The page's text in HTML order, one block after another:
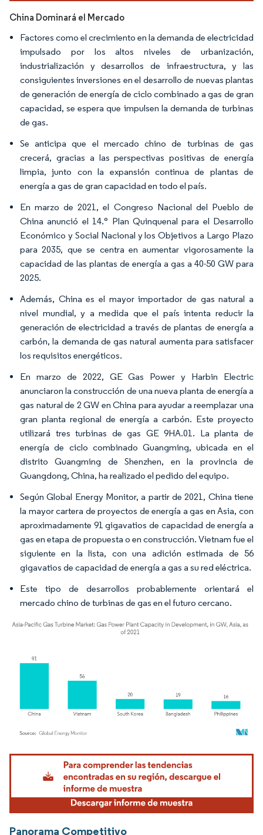
China Dominará el Mercado
Factores como el crecimiento en la demanda de electricidad
impulsado por los altos niveles de urbanización,
industrialización y desarrollos de infraestructura, y las
consiguientes inversiones en el desarrollo de nuevas plantas
de generación de energía de ciclo combinado a gas de gran
capacidad, se espera que impulsen la demanda de turbinas
de gas.
Se anticipa que el mercado chino de turbinas de gas
crecerá, gracias a las perspectivas positivas de energía
limpia, junto con la expansión continua de plantas de
energía a gas de gran capacidad en todo el país.
En marzo de 2021, el Congreso Nacional del Pueblo de
China anunció el 14.° Plan Quinquenal para el Desarrollo
Económico y Social Nacional y los Objetivos a Largo Plazo
para 2035, que se centra en aumentar vigorosamente la
capacidad de las plantas de energía a gas a 40-50 GW para
2025.
Además, China es el mayor importador de gas natural a
nivel mundial, y a medida que el país intenta reducir la
generación de electricidad a través de plantas de energía a
carbón, la demanda de gas natural aumenta para satisfacer
los requisitos energéticos.
En marzo de 2022, GE Gas Power y Harbin Electric
anunciaron la construcción de una nueva planta de energía a
gas natural de 2 GW en China para ayudar a reemplazar una
gran planta regional de energía a carbón. Este proyecto
utilizará tres turbinas de gas GE 9HA.01. La planta de
energía de ciclo combinado Guangming, ubicada en el
distrito Guangming de Shenzhen, en la provincia de
Guangdong, China, ha realizado el pedido del equipo.
Según Global Energy Monitor, a partir de 2021, China tiene
la mayor cartera de proyectos de energía a gas en Asia, con
aproximadamente 91 gigavatios de capacidad de energía a
gas en etapa de propuesta o en construcción. Vietnam fue el
siguiente en la lista, con una adición estimada de 56
gigavatios de capacidad de energía a gas a su red eléctrica.
Este tipo de desarrollos probablemente orientará el
mercado chino de turbinas de gas en el futuro cercano.
Imagen © Mordor Intelligence. El uso requiere atribución según CC BY 4.0.
Panorama Competitivo